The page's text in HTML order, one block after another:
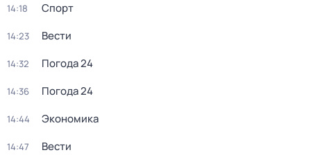
14:18 Спорт
14:23 Вести
14:32 Погода 24
14:36 Погода 24
14:44 Экономика
14:47 Вести